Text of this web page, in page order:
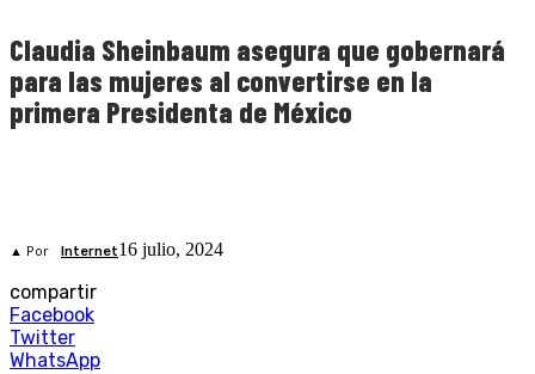
Claudia Sheinbaum asegura que gobernará
para las mujeres al convertirse en la
primera Presidenta de México
▲ Por Internet16 julio, 2024
compartir
Facebook
Twitter
WhatsApp